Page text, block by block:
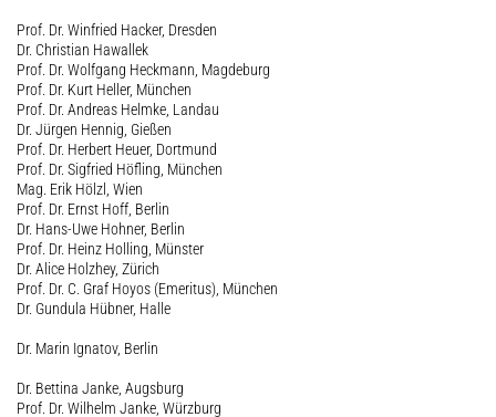
Prof. Dr. Winfried Hacker, Dresden
Dr. Christian Hawallek
Prof. Dr. Wolfgang Heckmann, Magdeburg
Prof. Dr. Kurt Heller, München
Prof. Dr. Andreas Helmke, Landau
Dr. Jürgen Hennig, Gießen
Prof. Dr. Herbert Heuer, Dortmund
Prof. Dr. Sigfried Höfling, München
Mag. Erik Hölzl, Wien
Prof. Dr. Ernst Hoff, Berlin
Dr. Hans-Uwe Hohner, Berlin
Prof. Dr. Heinz Holling, Münster
Dr. Alice Holzhey, Zürich
Prof. Dr. C. Graf Hoyos (Emeritus), München
Dr. Gundula Hübner, Halle
Dr. Marin Ignatov, Berlin
Dr. Bettina Janke, Augsburg
Prof. Dr. Wilhelm Janke, Würzburg